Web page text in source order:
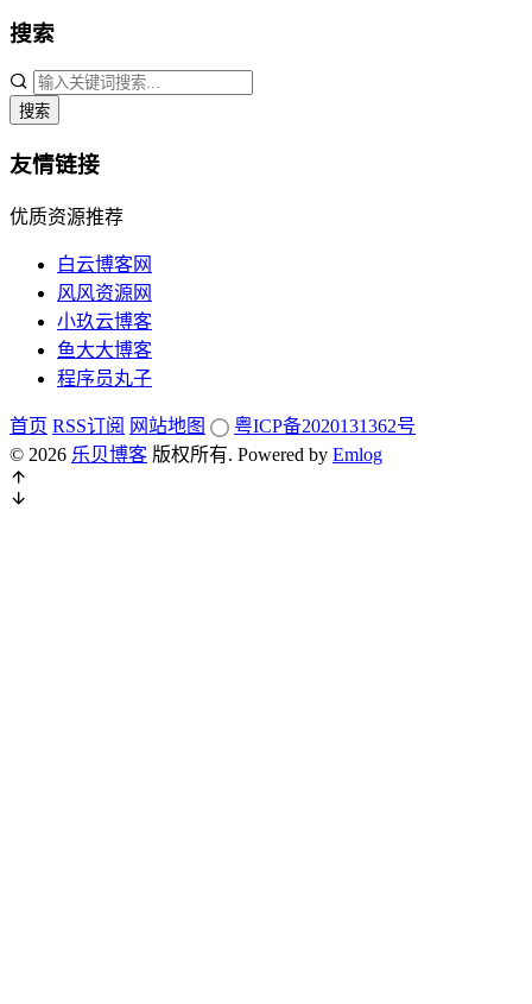
搜索
搜索
友情链接
优质资源推荐
白云博客网
风风资源网
小玖云博客
鱼大大博客
程序员丸子
首页 RSS订阅 网站地图
粤ICP备2020131362号
© 2026 乐贝博客 版权所有. Powered by Emlog